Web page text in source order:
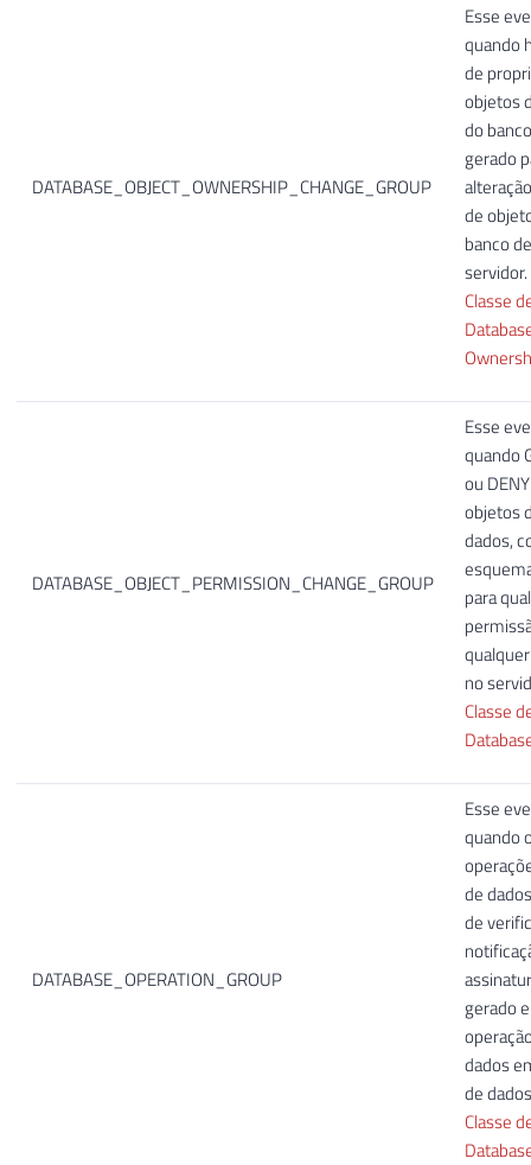
DATABASE_OBJECT_OWNERSHIP_CHANGE_GROUP
Esse
quando
de
objetos
do
gerado
de
banco
Classe
DATABASE_OBJECT_PERMISSION_CHANGE_GROUP
Esse
quando
ou
objetos
dados,
para
no
Classe
DATABASE_OPERATION_GROUP
Esse
quando
de
de
gerado
dados
de
Classe